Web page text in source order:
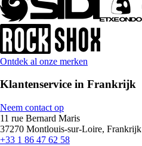
Ontdek al onze merken
Klantenservice in Frankrijk
Neem contact op
11 rue Bernard Maris
37270 Montlouis-sur-Loire, Frankrijk
+33 1 86 47 62 58